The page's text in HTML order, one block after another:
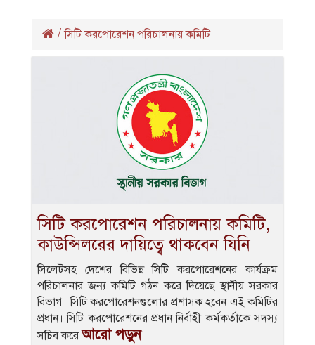
/সিটি করপোরেশন পরিচালনায় কমিটি
সিটি করপোরেশন পরিচালনায় কমিটি,
কাউন্সিলরের দায়িত্বে থাকবেন যিনি
সিলেটসহ দেশের বিভিন্ন সিটি করপোরেশনের কার্যক্রম
পরিচালনার জন্য কমিটি গঠন করে দিয়েছে স্থানীয় সরকার
বিভাগ। সিটি করপোরেশনগুলোর প্রশাসক হবেন এই কমিটির
প্রধান। সিটি করপোরেশনের প্রধান নির্বাহী কর্মকর্তাকে সদস্য
সচিব করে আরো পড়ুন